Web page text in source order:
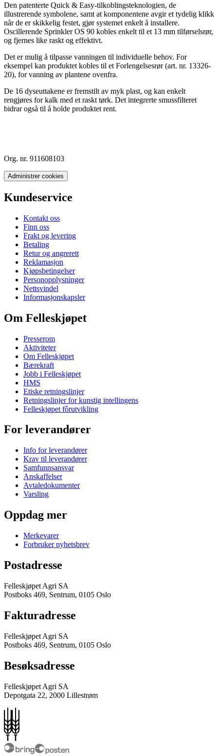
Den patenterte Quick & Easy-tilkoblingsteknologien, de
illustrerende symbolene, samt at komponentene avgir et tydelig klikk
når de er skikkelig festet, gjør systemet enkelt å installere.
Oscillerende Sprinkler OS 90 kobles enkelt til et 13 mm tilførselsrør,
og fjernes like raskt og effektivt.
Det er mulig å tilpasse vanningen til individuelle behov. For
eksempel kan produktet kobles til et Forlengelsesrør (art. nr. 13326-
20), for vanning av plantene ovenfra.
De 16 dyseuttakene er fremstilt av myk plast, og kan enkelt
rengjøres for kalk med et raskt tørk. Det integrerte smussfilteret
bidrar også til å holde produktet rent.
Org. nr. 911608103
Administrer cookies
Kundeservice
Kontakt oss
Finn oss
Frakt og levering
Betaling
Retur og angrerett
Reklamasjon
Kjøpsbetingelser
Personopplysninger
Nettsvindel
Informasjonskapsler
Om Felleskjøpet
Presserom
Aktiviteter
Om Felleskjøpet
Bærekraft
Jobb i Felleskjøpet
HMS
Etiske retningslinjer
Retningslinjer for kunstig intellingens
Felleskjøpet fôrutvikling
For leverandører
Info for leverandører
Krav til leverandører
Samfunnsansvar
Anskaffelser
Avtaledokumenter
Varsling
Oppdag mer
Merkevarer
Forbruker nyhetsbrev
Postadresse
Felleskjøpet Agri SA
Postboks 469, Sentrum, 0105 Oslo
Fakturadresse
Felleskjøpet Agri SA
Postboks 469, Sentrum, 0105 Oslo
Besøksadresse
Felleskjøpet Agri SA
Depotgata 22, 2000 Lillestrøm